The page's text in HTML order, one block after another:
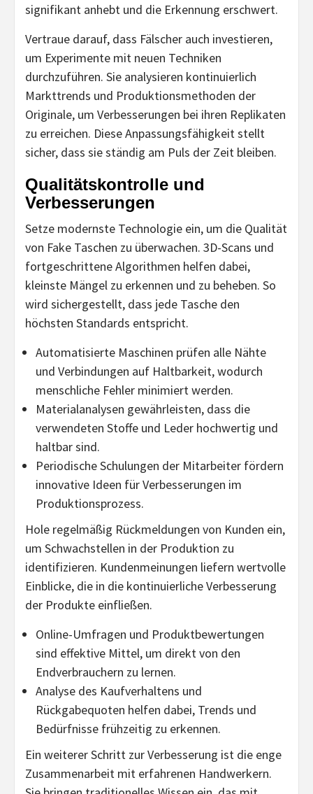
signifikant anhebt und die Erkennung erschwert.
Vertraue darauf, dass Fälscher auch investieren,
um Experimente mit neuen Techniken
durchzuführen. Sie analysieren kontinuierlich
Markttrends und Produktionsmethoden der
Originale, um Verbesserungen bei ihren Replikaten
zu erreichen. Diese Anpassungsfähigkeit stellt
sicher, dass sie ständig am Puls der Zeit bleiben.
Qualitätskontrolle und
Verbesserungen
Setze modernste Technologie ein, um die Qualität
von Fake Taschen zu überwachen. 3D-Scans und
fortgeschrittene Algorithmen helfen dabei,
kleinste Mängel zu erkennen und zu beheben. So
wird sichergestellt, dass jede Tasche den
höchsten Standards entspricht.
Automatisierte Maschinen prüfen alle Nähte
und Verbindungen auf Haltbarkeit, wodurch
menschliche Fehler minimiert werden.
Materialanalysen gewährleisten, dass die
verwendeten Stoffe und Leder hochwertig und
haltbar sind.
Periodische Schulungen der Mitarbeiter fördern
innovative Ideen für Verbesserungen im
Produktionsprozess.
Hole regelmäßig Rückmeldungen von Kunden ein,
um Schwachstellen in der Produktion zu
identifizieren. Kundenmeinungen liefern wertvolle
Einblicke, die in die kontinuierliche Verbesserung
der Produkte einfließen.
Online-Umfragen und Produktbewertungen
sind effektive Mittel, um direkt von den
Endverbrauchern zu lernen.
Analyse des Kaufverhaltens und
Rückgabequoten helfen dabei, Trends und
Bedürfnisse frühzeitig zu erkennen.
Ein weiterer Schritt zur Verbesserung ist die enge
Zusammenarbeit mit erfahrenen Handwerkern.